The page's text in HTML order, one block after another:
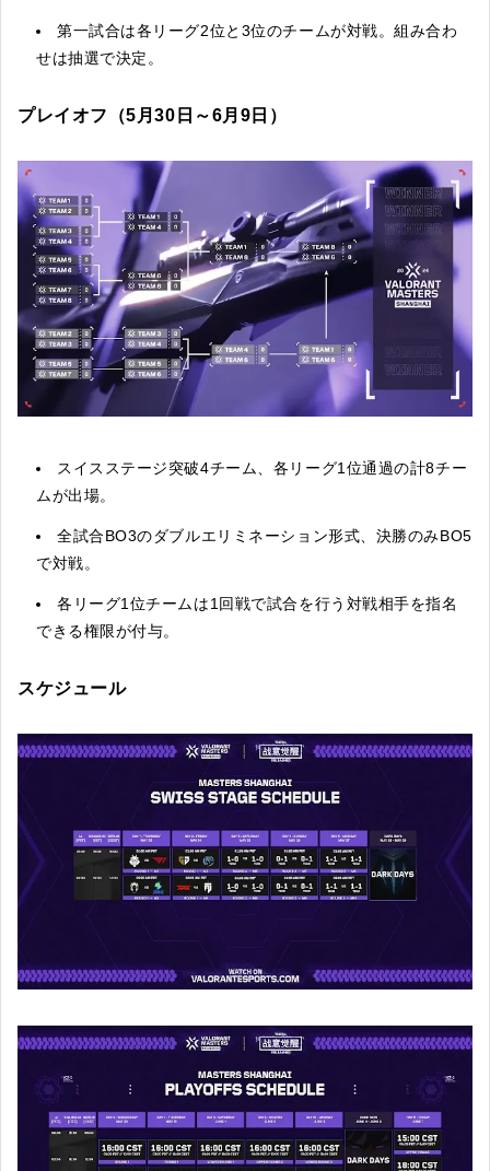
第一試合は各リーグ2位と3位のチームが対戦。組み合わ
せは抽選で決定。
プレイオフ（5月30日～6月9日）
スイスステージ突破4チーム、各リーグ1位通過の計8チー
ムが出場。
全試合BO3のダブルエリミネーション形式、決勝のみBO5
で対戦。
各リーグ1位チームは1回戦で試合を行う対戦相手を指名
できる権限が付与。
スケジュール